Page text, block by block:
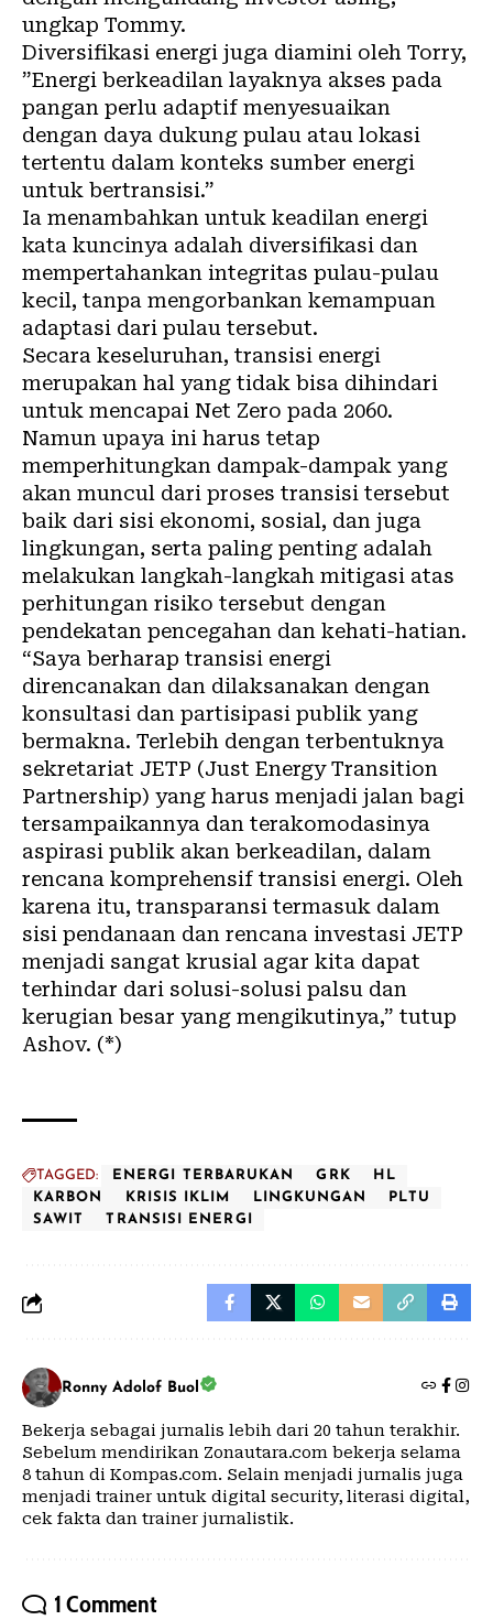
ungkap Tommy.
Diversifikasi energi juga diamini oleh Torry,
”Energi berkeadilan layaknya akses pada
pangan perlu adaptif menyesuaikan
dengan daya dukung pulau atau lokasi
tertentu dalam konteks sumber energi
untuk bertransisi.”
Ia menambahkan untuk keadilan energi
kata kuncinya adalah diversifikasi dan
mempertahankan integritas pulau-pulau
kecil, tanpa mengorbankan kemampuan
adaptasi dari pulau tersebut.
Secara keseluruhan, transisi energi
merupakan hal yang tidak bisa dihindari
untuk mencapai Net Zero pada 2060.
Namun upaya ini harus tetap
memperhitungkan dampak-dampak yang
akan muncul dari proses transisi tersebut
baik dari sisi ekonomi, sosial, dan juga
lingkungan, serta paling penting adalah
melakukan langkah-langkah mitigasi atas
perhitungan risiko tersebut dengan
pendekatan pencegahan dan kehati-hatian.
“Saya berharap transisi energi
direncanakan dan dilaksanakan dengan
konsultasi dan partisipasi publik yang
bermakna. Terlebih dengan terbentuknya
sekretariat JETP (Just Energy Transition
Partnership) yang harus menjadi jalan bagi
tersampaikannya dan terakomodasinya
aspirasi publik akan berkeadilan, dalam
rencana komprehensif transisi energi. Oleh
karena itu, transparansi termasuk dalam
sisi pendanaan dan rencana investasi JETP
menjadi sangat krusial agar kita dapat
terhindar dari solusi-solusi palsu dan
kerugian besar yang mengikutinya,” tutup
Ashov. (*)
TAGGED: ENERGI TERBARUKAN GRK
HL
KARBON
KRISIS IKLIM LINGKUNGAN
PLTU
SAWIT
TRANSISI ENERGI
Ronny Adolof Buol
Bekerja sebagai jurnalis lebih dari 20 tahun terakhir.
Sebelum mendirikan Zonautara.com bekerja selama
8 tahun di Kompas.com. Selain menjadi jurnalis juga
menjadi trainer untuk digital security, literasi digital,
cek fakta dan trainer jurnalistik.
1 Comment